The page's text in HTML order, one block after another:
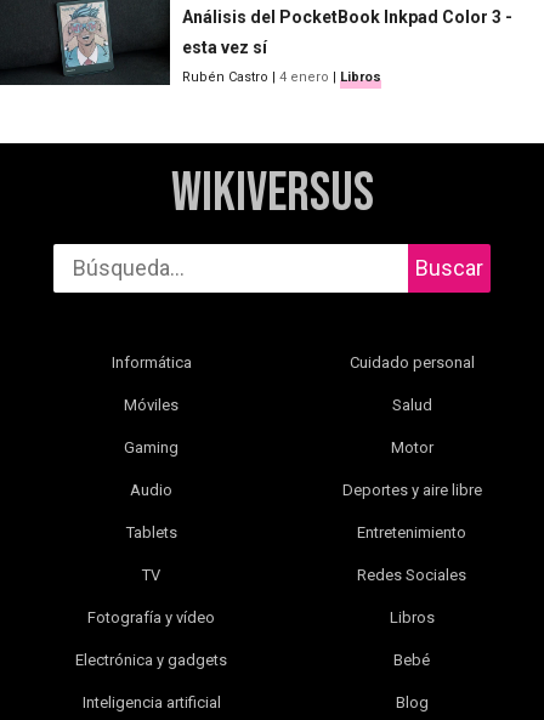
Análisis del PocketBook Inkpad Color 3 -
esta vez sí
Rubén Castro | 4 enero | Libros
WikiVersus
Buscar
Informática
Móviles
Gaming
Audio
Tablets
TV
Fotografía y vídeo
Electrónica y gadgets
Inteligencia artificial
Cuidado personal
Salud
Motor
Deportes y aire libre
Entretenimiento
Redes Sociales
Libros
Bebé
Blog